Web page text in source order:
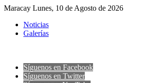
Maracay Lunes, 10 de Agosto de 2026
Noticias
Galerías
Síguenos en Facebook
Síguenos en Twitter